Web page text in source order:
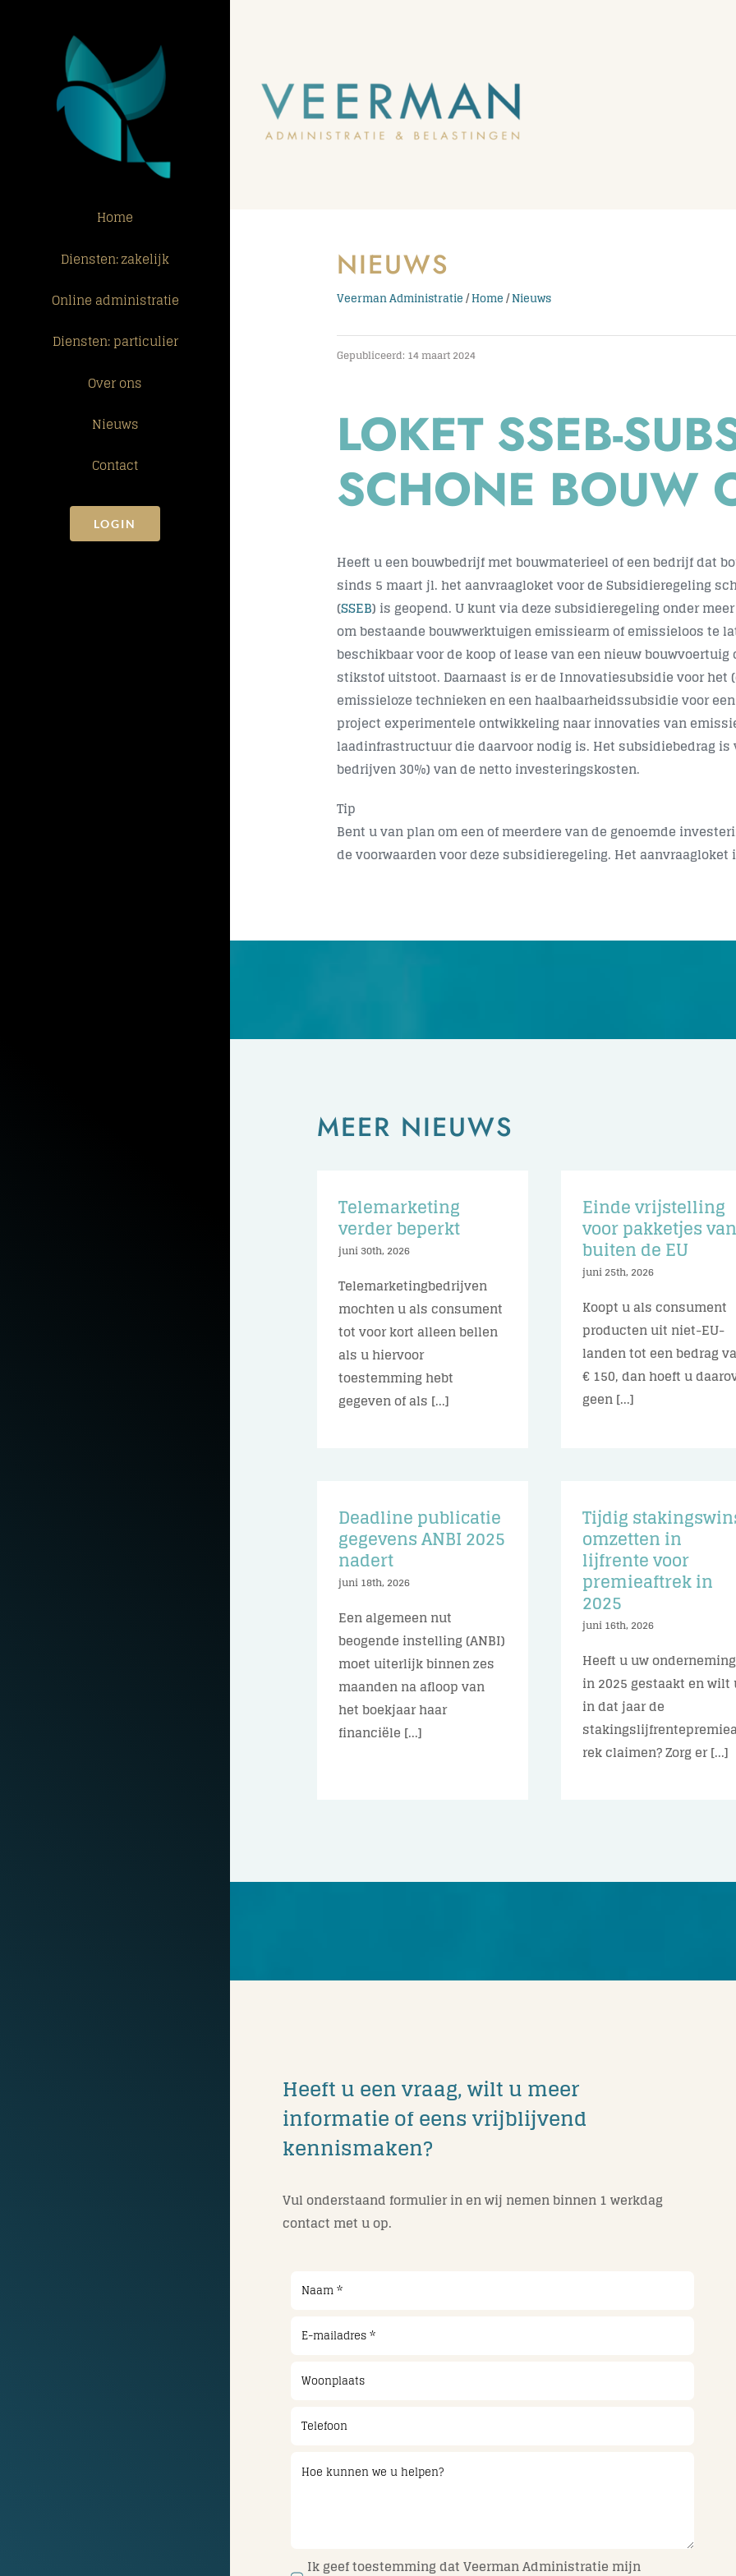
Home
Diensten: zakelijk
Online administratie
Diensten: particulier
Over ons
Nieuws
Contact
LOGIN
NIEUWS
Veerman Administratie/Home/Nieuws
Gepubliceerd: 14 maart 2024
LOKET SSEB-
SCHONE BOUW
Heeft u een bouwbedrijf met bouwmaterieel of een bedrijf dat
sinds 5 maart jl.het aanvraagloket voor de Subsidieregeling
(SSEB) is geopend. U kunt via deze subsidieregeling onder
om bestaande bouwwerktuigen emissiearm of emissieloos te
beschikbaar voor de koop of lease van een nieuw
stikstof uitstoot. Daarnaast is er de Innovatiesubsidie voor het
emissieloze technieken en een haalbaarheidssubsidie voor
project experimentele ontwikkeling naar innovaties van
laadinfrastructuur die daarvoor nodig is. Het subsidiebedrag is
bedrijven 30%) van de netto investeringskosten.
Tip
Bent u van plan om een of meerdere van de genoemde
de voorwaarden voor deze subsidieregeling. Het aanvraagloket
MEER NIEUWS
Telemarketing
verder beperkt
juni 30th, 2026
Telemarketingbedrijven
mochten u als consument
tot voor kort alleen bellen
als u hiervoor
toestemming hebt
gegeven of als [...]
Einde vrijstelling
voor pakketjes van
buiten de EU
juni 25th, 2026
Koopt u als consument
producten uit niet-EU-
landen tot een bedrag
€ 150, dan hoeft u
geen [...]
Deadline publicatie
gegevens ANBI 2025
nadert
juni 18th, 2026
Een algemeen nut
beogende instelling (ANBI)
moet uiterlijk binnen zes
maanden na afloop van
het boekjaar haar
financiële [...]
Tijdig
omzetten in
lijfrente voor
premieaftrek in
2025
juni 16th, 2026
Heeft u uw onderneming
in 2025 gestaakt en wilt
in dat jaar de
rek claimen? Zorg er [...]
Heeft u een vraag, wilt u meer
informatie of eens vrijblijvend
kennismaken?
Vul onderstaand formulier in en wij nemen binnen 1 werkdag
contact met u op.
Ik geef toestemming dat Veerman Administratie mijn